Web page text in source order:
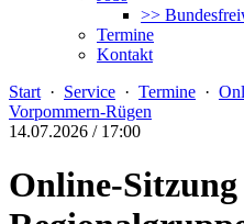
>>
Termine
Kontakt
Start · Service · Termine ·
Vorpommern-Rügen
14.07.2026 / 17:00
Online-Sitzung